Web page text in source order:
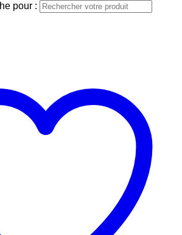
pour :